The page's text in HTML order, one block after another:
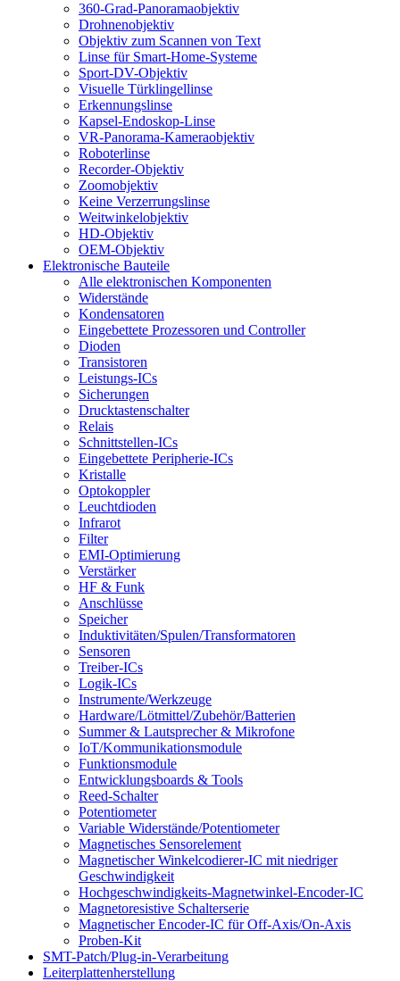
360-Grad-Panoramaobjektiv
Drohnenobjektiv
Objektiv zum Scannen von Text
Linse für Smart-Home-Systeme
Sport-DV-Objektiv
Visuelle Türklingellinse
Erkennungslinse
Kapsel-Endoskop-Linse
VR-Panorama-Kameraobjektiv
Roboterlinse
Recorder-Objektiv
Zoomobjektiv
Keine Verzerrungslinse
Weitwinkelobjektiv
HD-Objektiv
OEM-Objektiv
Elektronische Bauteile
Alle elektronischen Komponenten
Widerstände
Kondensatoren
Eingebettete Prozessoren und Controller
Dioden
Transistoren
Leistungs-ICs
Sicherungen
Drucktastenschalter
Relais
Schnittstellen-ICs
Eingebettete Peripherie-ICs
Kristalle
Optokoppler
Leuchtdioden
Infrarot
Filter
EMI-Optimierung
Verstärker
HF & Funk
Anschlüsse
Speicher
Induktivitäten/Spulen/Transformatoren
Sensoren
Treiber-ICs
Logik-ICs
Instrumente/Werkzeuge
Hardware/Lötmittel/Zubehör/Batterien
Summer & Lautsprecher & Mikrofone
IoT/Kommunikationsmodule
Funktionsmodule
Entwicklungsboards & Tools
Reed-Schalter
Potentiometer
Variable Widerstände/Potentiometer
Magnetisches Sensorelement
Magnetischer Winkelcodierer-IC mit niedriger
Geschwindigkeit
Hochgeschwindigkeits-Magnetwinkel-Encoder-IC
Magnetoresistive Schalterserie
Magnetischer Encoder-IC für Off-Axis/On-Axis
Proben-Kit
SMT-Patch/Plug-in-Verarbeitung
Leiterplattenherstellung